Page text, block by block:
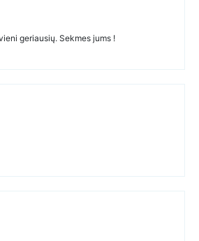
geriausių. Sekmes jums !